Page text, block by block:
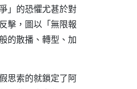
」的恐懼尤甚於對
擊，圖以「無限報
的散播、轉型、加
思索的就鎖定了阿